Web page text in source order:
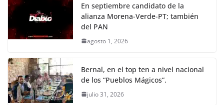
En septiembre candidato de la
alianza Morena-Verde-PT; también
del PAN
agosto 1, 2026
Bernal, en el top ten a nivel nacional
de los “Pueblos Mágicos”.
julio 31, 2026